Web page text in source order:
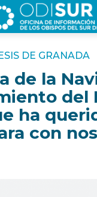
DE GRANADA
de la
del
ha
con